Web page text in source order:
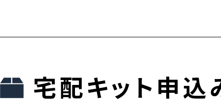
宅配キット申込